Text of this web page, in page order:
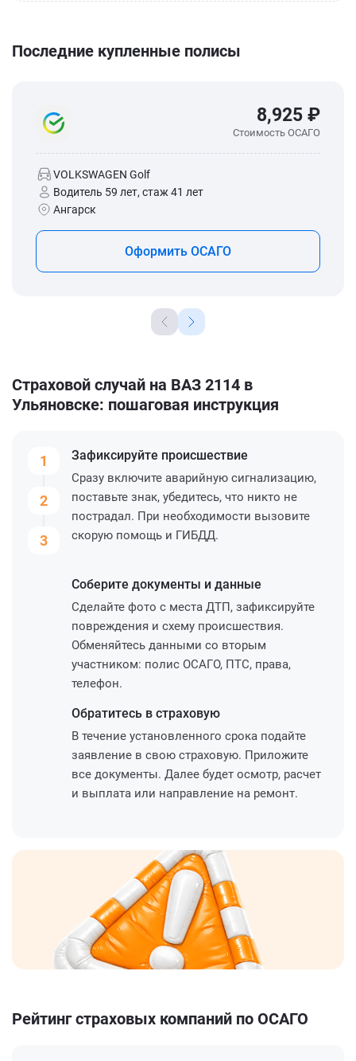
Последние купленные полисы
8,925 ₽
Стоимость ОСАГО
VOLKSWAGEN Golf
Водитель 59 лет, стаж 41 лет
Ангарск
Оформить ОСАГО
Страховой случай на ВАЗ 2114 в
Ульяновске: пошаговая инструкция
1
2
3
Зафиксируйте происшествие
Сразу включите аварийную сигнализацию,
поставьте знак, убедитесь, что никто не
пострадал. При необходимости вызовите
скорую помощь и ГИБДД.
Соберите документы и данные
Сделайте фото с места ДТП, зафиксируйте
повреждения и схему происшествия.
Обменяйтесь данными со вторым
участником: полис ОСАГО, ПТС, права,
телефон.
Обратитесь в страховую
В течение установленного срока подайте
заявление в свою страховую. Приложите
все документы. Далее будет осмотр, расчет
и выплата или направление на ремонт.
Рейтинг страховых компаний по ОСАГО